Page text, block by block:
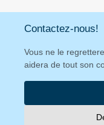
Contactez-nous!
Vous ne le
aidera de tout son